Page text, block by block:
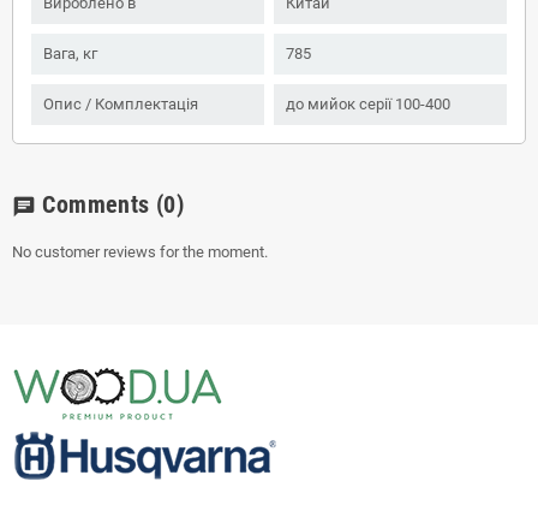
Вага, кг 785
Опис / Комплектація до мийок серії 100-400
chat Comments (0)
No customer reviews for the moment.